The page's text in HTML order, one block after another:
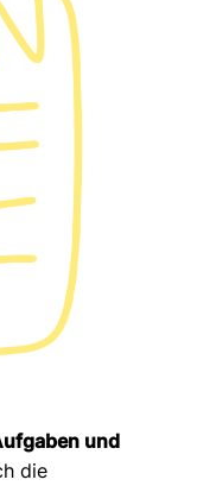
und
die